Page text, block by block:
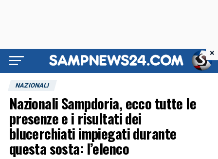
NAZIONALI
Nazionali Sampdoria, ecco tutte le
presenze e i risultati dei
blucerchiati impiegati durante
questa sosta: l’elenco
×